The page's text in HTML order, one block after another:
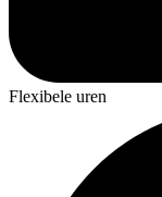
Flexibele uren